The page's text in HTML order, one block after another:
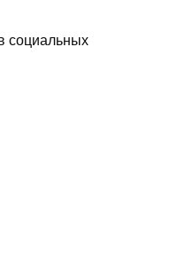
социальных